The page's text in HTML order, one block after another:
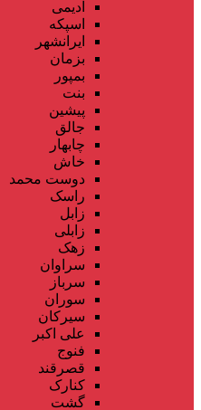
ادیمی
اسپکه
ایرانشهر
بزمان
بمپور
بنت
پیشین
جالق
چابهار
خاش
دوست محمد
راسک
زابل
زابلی
زهک
سراوان
سرباز
سوران
سیرکان
علی اکبر
فنوج
قصرقند
کنارک
گشت